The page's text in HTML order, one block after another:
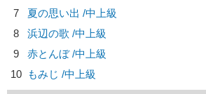
7
夏の思い出 /中上級
8
浜辺の歌 /中上級
9
赤とんぼ /中上級
10 もみじ /中上級